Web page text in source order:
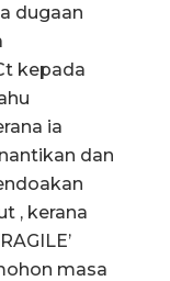
dugaan
kepada
ia
dan
, kerana
masa